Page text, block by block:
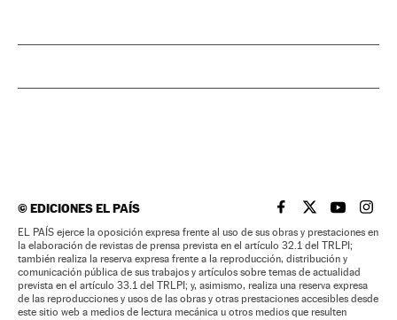
©EDICIONES EL PAÍS EL PAÍS BRASIL EN
EL PAÍSEL PAÍS
EL
EL PAÍS ejerce la oposición expresa frente al uso de sus obras y prestaciones en
la elaboración de revistas de prensa prevista en el artículo 32.1 del TRLPI;
también realiza la reserva expresa frente a la reproducción, distribución y
comunicación pública de sus trabajos y artículos sobre temas de actualidad
prevista en el artículo 33.1 del TRLPI; y, asimismo, realiza una reserva expresa
de las reproducciones y usos de las obras y otras prestaciones accesibles desde
este sitio web a medios de lectura mecánica u otros medios que resulten